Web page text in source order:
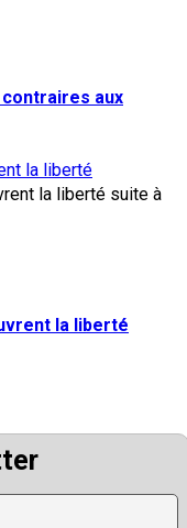
aux
la liberté
la liberté